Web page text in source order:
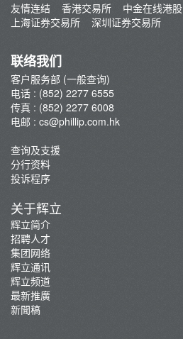
查询及支援
转入股票
孖展及利率
佣金及收费资料
表格下载
常见问题
最新推广
防骗及网络安全资讯
辉立证券开户优惠总览
友情连结
香港交易所 中金在线港股
上海证券交易所
深圳证券交易所
联络我们
客户服务部 (一般查询)
电话 : (852) 2277 6555
传真 : (852) 2277 6008
电邮 : cs@phillip.com.hk
查询及支援
分行资料
投诉程序
关于辉立
辉立简介
招聘人才
集团网络
辉立通讯
辉立频道
最新推廣
新聞稿